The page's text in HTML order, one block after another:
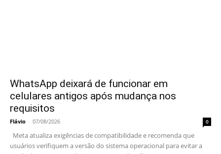
WhatsApp deixará de funcionar em
celulares antigos após mudança nos
requisitos
Flávio - 07/08/2026 0
Meta atualiza exigências de compatibilidade e recomenda que
usuários verifiquem a versão do sistema operacional para evitar a